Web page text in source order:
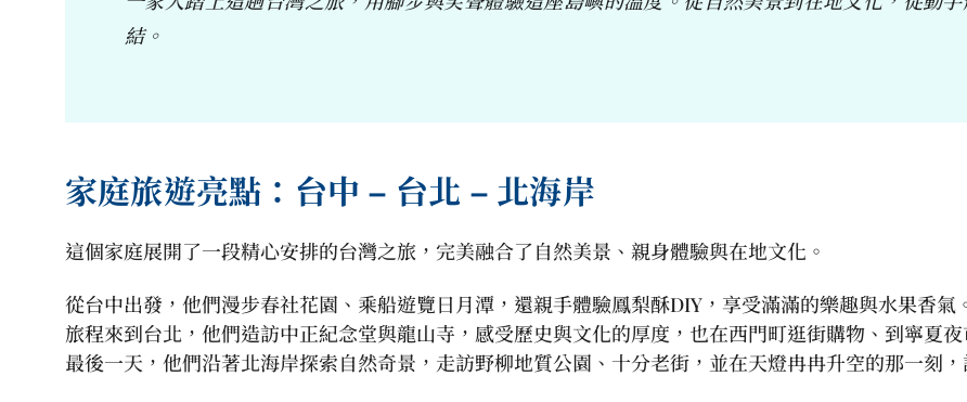
結。
家庭旅遊亮點：台中 – 台北 – 北海岸
這個家庭展開了一段精心安排的台灣之旅，完美融合了自然美景、親身體驗與在地文化。
從台中出發，他們漫步春社花園、乘船遊覽日月潭，還親手體驗鳳梨酥DIY，享受滿滿的樂趣與水果香氣
旅程來到台北，他們造訪中正紀念堂與龍山寺，感受歷史與文化的厚度，也在西門町逛街購物、到寧夏
最後一天，他們沿著北海岸探索自然奇景，走訪野柳地質公園、十分老街，並在天燈冉冉升空的那一刻，